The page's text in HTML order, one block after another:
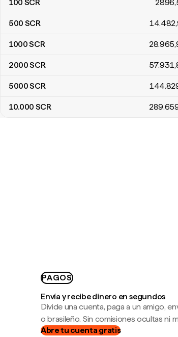
100 SCR 2896
500 SCR 14.482
1000SCR 28.965
2000SCR 57.931
5000SCR
10.000 SCR
PAGOS
Envía y recibe dinero en segundos
Divide una cuenta, paga a un amigo,
o brasileño. Sin comisiones ocultas ni
Abre tu cuenta gratis